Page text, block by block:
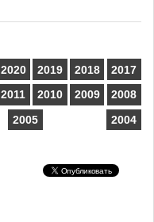
2020 2019 2018
2017
2011 2010 2009
2008
2005 2004